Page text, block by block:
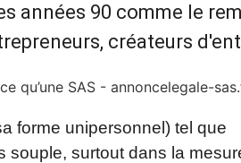
années 90 comme le
créateurs
forme unipersonnel) tel que
souple, surtout dans la